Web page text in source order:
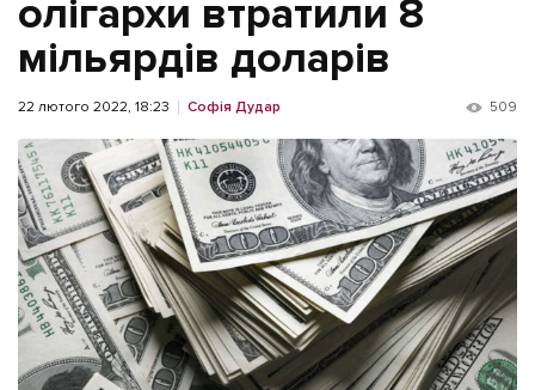
Бізнес
Життя
Культура
Афіша
ІНШЕ
Інтерв'ю
Картки
Репортаж
Прес-релізи
Фото/Відео
Made in Lviv
олігархи втратили 8
мільярдів доларів
22 лютого 2022, 18:23 Софія Дудар 509